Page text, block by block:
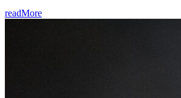
readMore